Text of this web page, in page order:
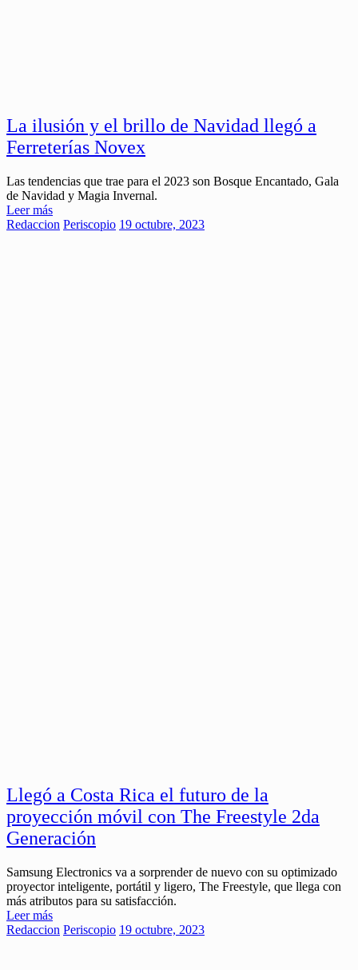
La ilusión y el brillo de Navidad llegó a
Ferreterías Novex
Las tendencias que trae para el 2023 son Bosque Encantado, Gala
de Navidad y Magia Invernal.
Leer más
Redaccion Periscopio 19 octubre, 2023
Llegó a Costa Rica el futuro de la
proyección móvil con The Freestyle 2da
Generación
Samsung Electronics va a sorprender de nuevo con su optimizado
proyector inteligente, portátil y ligero, The Freestyle, que llega con
más atributos para su satisfacción.
Leer más
Redaccion Periscopio 19 octubre, 2023